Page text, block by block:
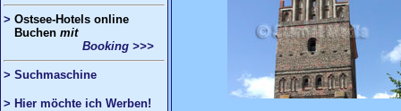
> Ostsee-Hotels online
Buchen mit
Booking >>>
> Suchmaschine
> Hier möchte ich Werben!